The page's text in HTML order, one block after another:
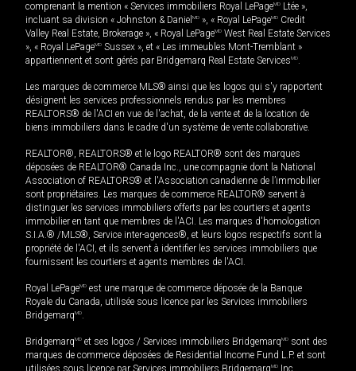
comprenant la mention « Services immobiliers Royal LePageMD Ltée »,
incluant sa division « Johnston & Daniel MD », « Royal LePageMD Credit
Valley Real Estate, Brokerage », « Royal LePageMD West Real Estate Services
», « Royal LePageMD Sussex », et « Les immeubles Mont-Tremblant »
appartiennent et sont gérés par Bridgemarq Real Estate ServicesMD.
Les marques de commerce MLS® ainsi que les logos qui s'y rapportent
désignent les services professionnels rendus par les membres
REALTORS® de l'ACI en vue de l'achat, de la vente et de la location de
biens immobiliers dans le cadre d'un système de vente collaborative.
REALTOR®, REALTORS® et le logo REALTOR® sont des marques
déposées de REALTOR® Canada Inc., une compagnie dont la National
Association of REALTORS® et l'Association canadienne de l’immobilier
sont propriétaires. Les marques de commerce REALTOR® servent à
distinguer les services immobiliers offerts par les courtiers et agents
immobilier en tant que membres de l'ACI. Les marques d'homologation
S.I.A.® /MLS®, Service inter-agences®, et leurs logos respectifs sont la
propriété de l'ACI, et ils servent à identifier les services immobiliers que
fournissent les courtiers et agents membres de l'ACI.
Royal LePageMD est une marque de commerce déposée de la Banque
Royale du Canada, utilisée sous licence par les Services immobiliers
BridgemarqMD.
BridgemarqMD et ses logos / Services immobiliers BridgemarqMD sont des
marques de commerce déposées de Residential Income Fund L.P. et sont
utilisées sous licence par Services immobiliers BridgemarqMD Inc.